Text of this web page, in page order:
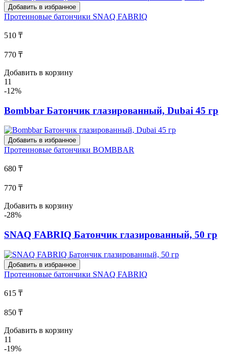
Добавить в избранное
Протеиновые батончики SNAQ FABRIQ
510 ₸
770 ₸
Добавить в корзину
11
-12%
Bombbar Батончик глазированный, Dubai 45 гр
Добавить в избранное
Протеиновые батончики BOMBBAR
680 ₸
770 ₸
Добавить в корзину
-28%
SNAQ FABRIQ Батончик глазированный, 50 гр
Добавить в избранное
Протеиновые батончики SNAQ FABRIQ
615 ₸
850 ₸
Добавить в корзину
11
-19%